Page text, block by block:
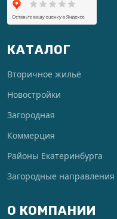
КАТАЛОГ
Вторичное жильё
Новостройки
Загородная
Коммерция
Районы Екатеринбурга
Загородные направления
О КОМПАНИИ